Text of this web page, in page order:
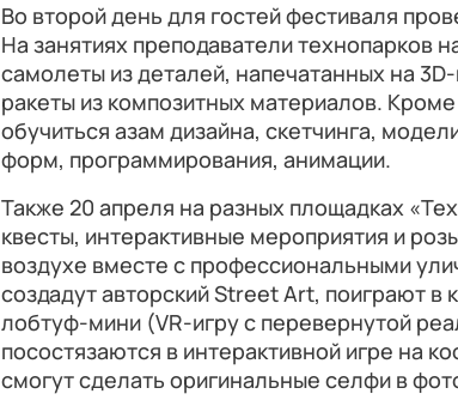
Во второй день для гостей фестиваля
На занятиях преподаватели технопарков
самолеты из деталей, напечатанных на
ракеты из композитных материалов. Кроме
обучиться азам дизайна, скетчинга,
форм, программирования, анимации.
Также 20 апреля на разных площадках
квесты, интерактивные мероприятия и
воздухе вместе с профессиональными
создадут авторский Street Art, поиграют в
лобтуф-мини (VR-игру с перевернутой
посостязаются в интерактивной игре на
смогут сделать оригинальные селфи в